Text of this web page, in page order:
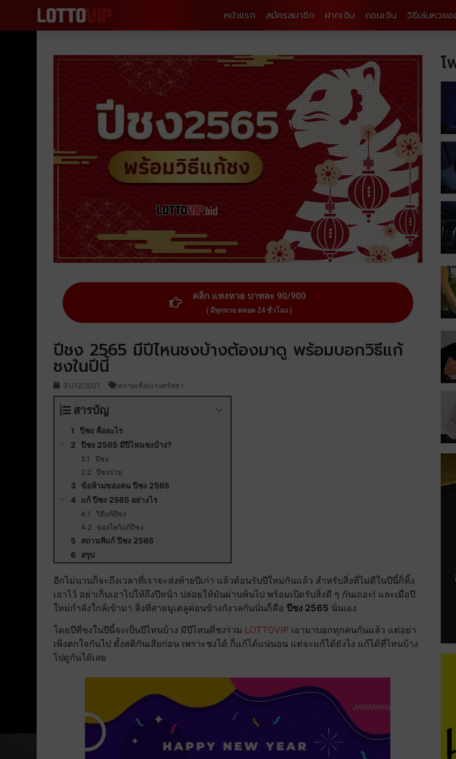
หน้าแรก สมัครสมาชิก ฝากเงิน ถอนเงิน วิธีเล่นหวย
คลิก แทงหวย บาทละ 90/900
( มีทุกหวย ตลอด 24 ชั่วโมง )
ปีชง 2565 มีปีไหนชงบ้างต้องมาดู พร้อมบอกวิธีแก้
ชงในปีนี้
31/12/2021 ความเชื่อ/แรงศรัทธา
สารบัญ
ปีชง คืออะไร
ปีชง 2565 มีปีไหนชงบ้าง?
ปีชง
ปีชงร่วม
ข้อห้ามของคน ปีชง 2565
แก้ ปีชง 2565 อย่างไร
วิธีแก้ปีชง
ของไหว้แก้ปีชง
สถานที่แก้ ปีชง 2565
สรุป
อีกไม่นานก็จะถึงเวลาที่เราจะส่งท้ายปีเก่า แล้วต้อนรับปีใหม่กันแล้ว สำหรับสิ่งที่ไม่ดีในปีนี้ก็ทิ้ง
เอาไว้ อย่าเก็บเอาไปให้ถึงปีหน้า ปล่อยให้มันผ่านพ้นไป พร้อมเปิดรับสิ่งดี ๆ กันเถอะ! และเมื่อปี
ใหม่กำลังใกล้เข้ามา สิ่งที่สายมูเตลูค่อนข้างกังวลกันนั่นก็คือ ปีชง 2565 นั่นเอง
โดยปีที่ชงในปีนี้จะเป็นปีไหนบ้าง มีปีไหนที่ชงร่วม LOTTOVIP เอามาบอกทุกคนกันแล้ว แต่อย่า
เพิ่งตกใจกันไป ตั้งสติกันเสียก่อน เพราะชงได้ ก็แก้ได้แน่นอน แต่จะแก้ได้ยังไง แก้ได้ที่ไหนบ้าง
ไปดูกันได้เลย
โ